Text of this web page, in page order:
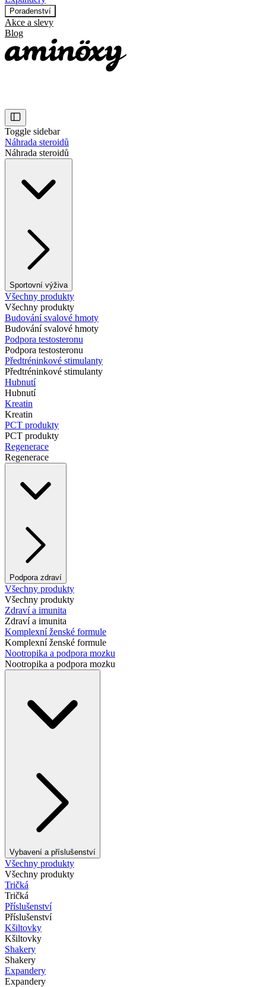
Poradenství
Akce a slevy
Blog
Toggle sidebar
Náhrada steroidů
Náhrada steroidů
Sportovní výživa
Všechny produkty
Všechny produkty
Budování svalové hmoty
Budování svalové hmoty
Podpora testosteronu
Podpora testosteronu
Předtréninkové stimulanty
Předtréninkové stimulanty
Hubnutí
Hubnutí
Kreatin
Kreatin
PCT produkty
PCT produkty
Regenerace
Regenerace
Podpora zdraví
Všechny produkty
Všechny produkty
Zdraví a imunita
Zdraví a imunita
Komplexní ženské formule
Komplexní ženské formule
Nootropika a podpora mozku
Nootropika a podpora mozku
Vybavení a příslušenství
Všechny produkty
Všechny produkty
Tričká
Tričká
Příslušenství
Příslušenství
Kšiltovky
Kšiltovky
Shakery
Shakery
Expandery
Expandery